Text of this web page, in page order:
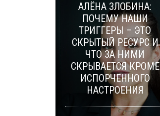
АЛЁНА ЗЛОБИНА:
ПОЧЕМУ НАШИ
ТРИГГЕРЫ – ЭТО
СКРЫТЫЙ РЕСУРС И
ЧТО ЗА НИМИ
СКРЫВАЕТСЯ КРОМЕ
ИСПОРЧЕННОГО
НАСТРОЕНИЯ